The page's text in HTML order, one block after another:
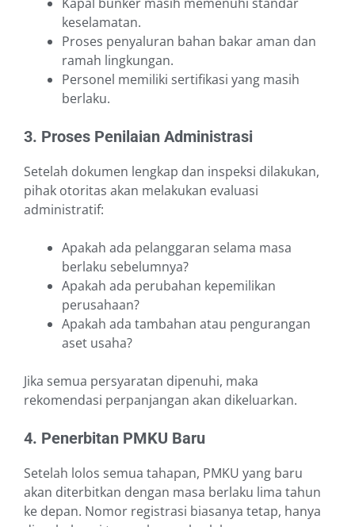
keselamatan.
Proses penyaluran bahan bakar aman dan
ramah lingkungan.
Personel memiliki sertifikasi yang masih
berlaku.
3. Proses Penilaian Administrasi
Setelah dokumen lengkap dan inspeksi dilakukan,
pihak otoritas akan melakukan evaluasi
administratif:
Apakah ada pelanggaran selama masa
berlaku sebelumnya?
Apakah ada perubahan kepemilikan
perusahaan?
Apakah ada tambahan atau pengurangan
aset usaha?
Jika semua persyaratan dipenuhi, maka
rekomendasi perpanjangan akan dikeluarkan.
4. Penerbitan PMKU Baru
Setelah lolos semua tahapan, PMKU yang baru
akan diterbitkan dengan masa berlaku lima tahun
ke depan. Nomor registrasi biasanya tetap, hanya